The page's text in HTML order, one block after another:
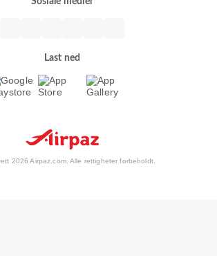
Last ned
2026 Airpaz.com. Alle rettigheter forbeholdt.